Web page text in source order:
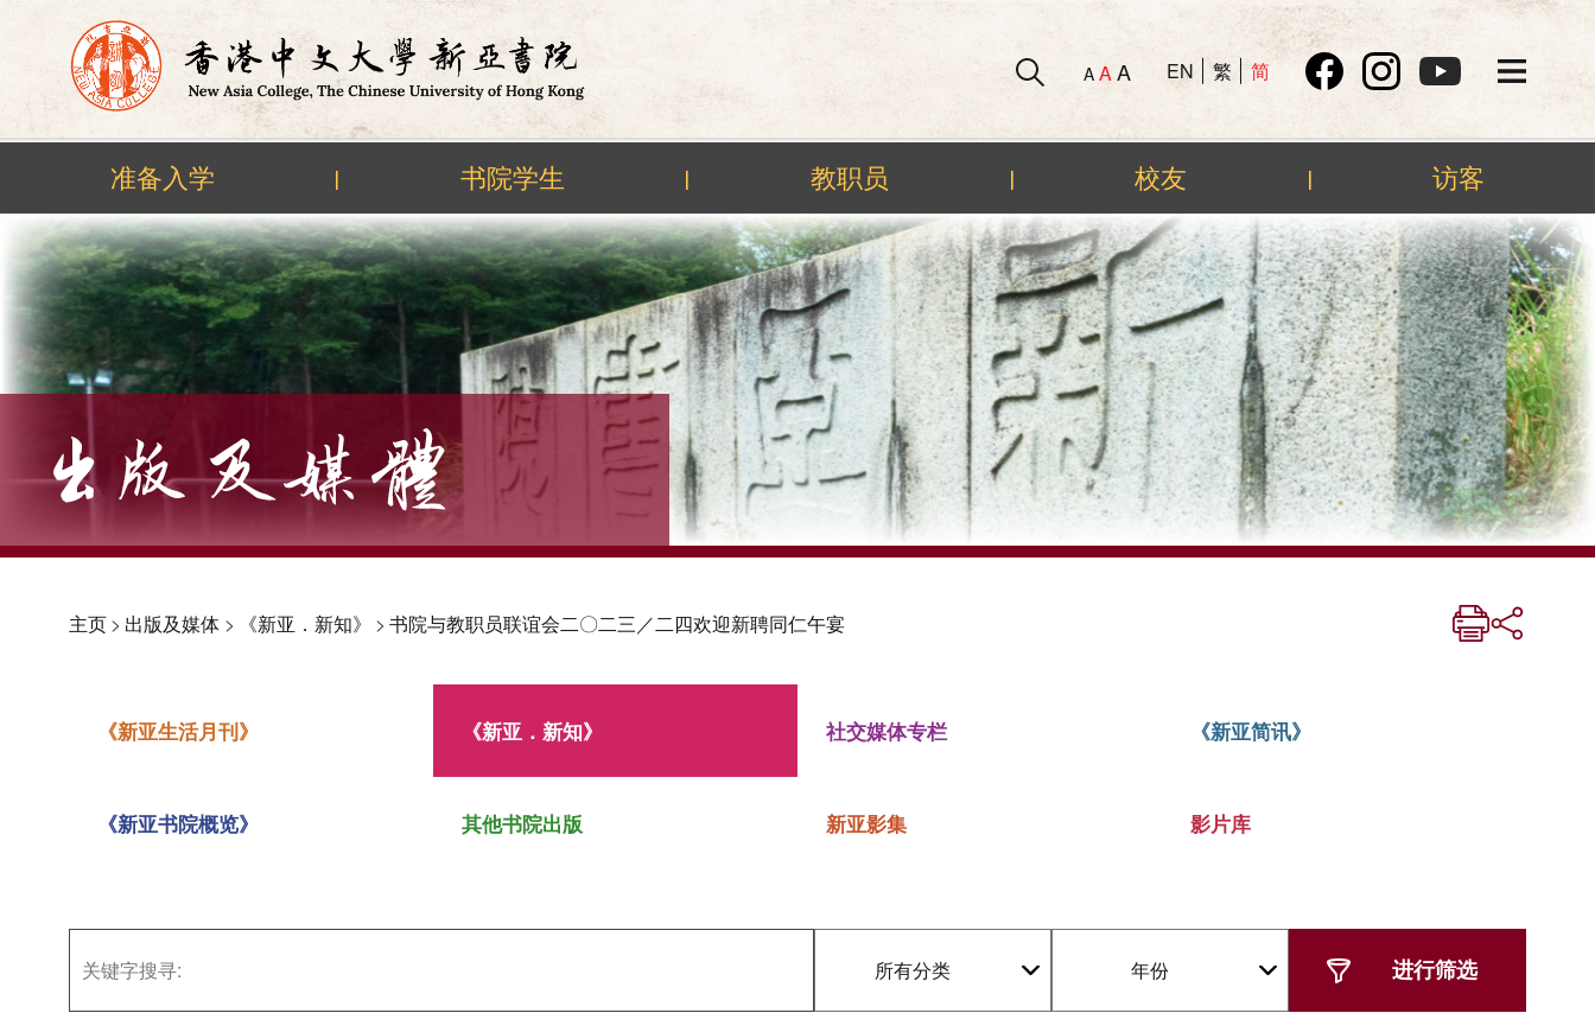
Skip
content
A AA EN 繁 简
准备入学 | 书院学生 | 教职员 | 校友 | 访客
主页> 出版及媒体 > 《新亚．新知》 > 书院与教职员联谊会二〇二三／二四欢迎新聘同仁午宴
《新亚生活月刊》 《新亚．新知》 社交媒体专栏 《新亚简讯》
《新亚书院概览》 其他书院出版 新亚影集 影片库
所有分类 年份